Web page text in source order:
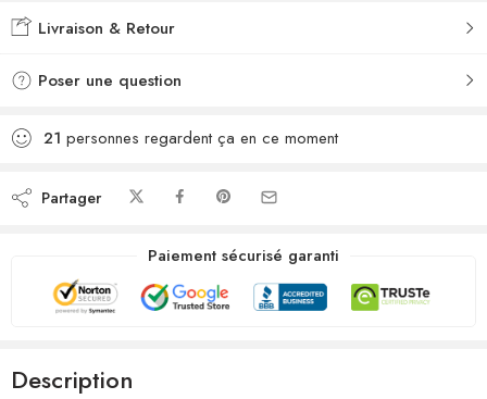
Ajouté à la liste de
Livraison & Retour
Poser une question
21 personnes regardent ça en ce moment
Partager
Paiement sécurisé garanti
Description